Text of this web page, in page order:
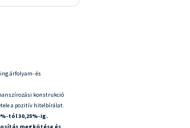
árfolyam- és
konstrukció
a pozitív hitelbírálat.
tól 30,25%-ig.
megkötése és